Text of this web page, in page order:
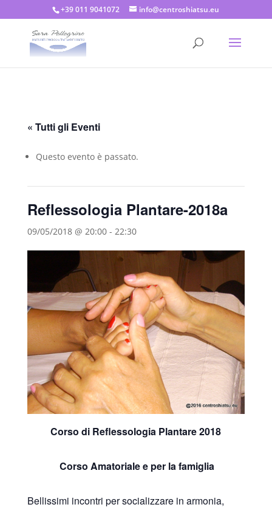
+39 011 9041072 info@centroshiatsu.eu
« Tutti gli Eventi
Questo evento è passato.
Reflessologia Plantare-2018a
09/05/2018 @ 20:00- 22:30
Corso di Reflessologia Plantare 2018
Corso Amatoriale e per la famiglia
Bellissimi incontri per socializzare in armonia,